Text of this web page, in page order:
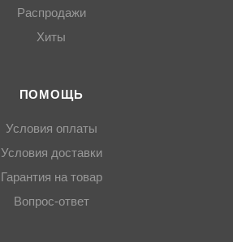
Распродажи
Хиты
ПОМОЩЬ
Условия оплаты
Условия доставки
Гарантия на товар
Вопрос-ответ